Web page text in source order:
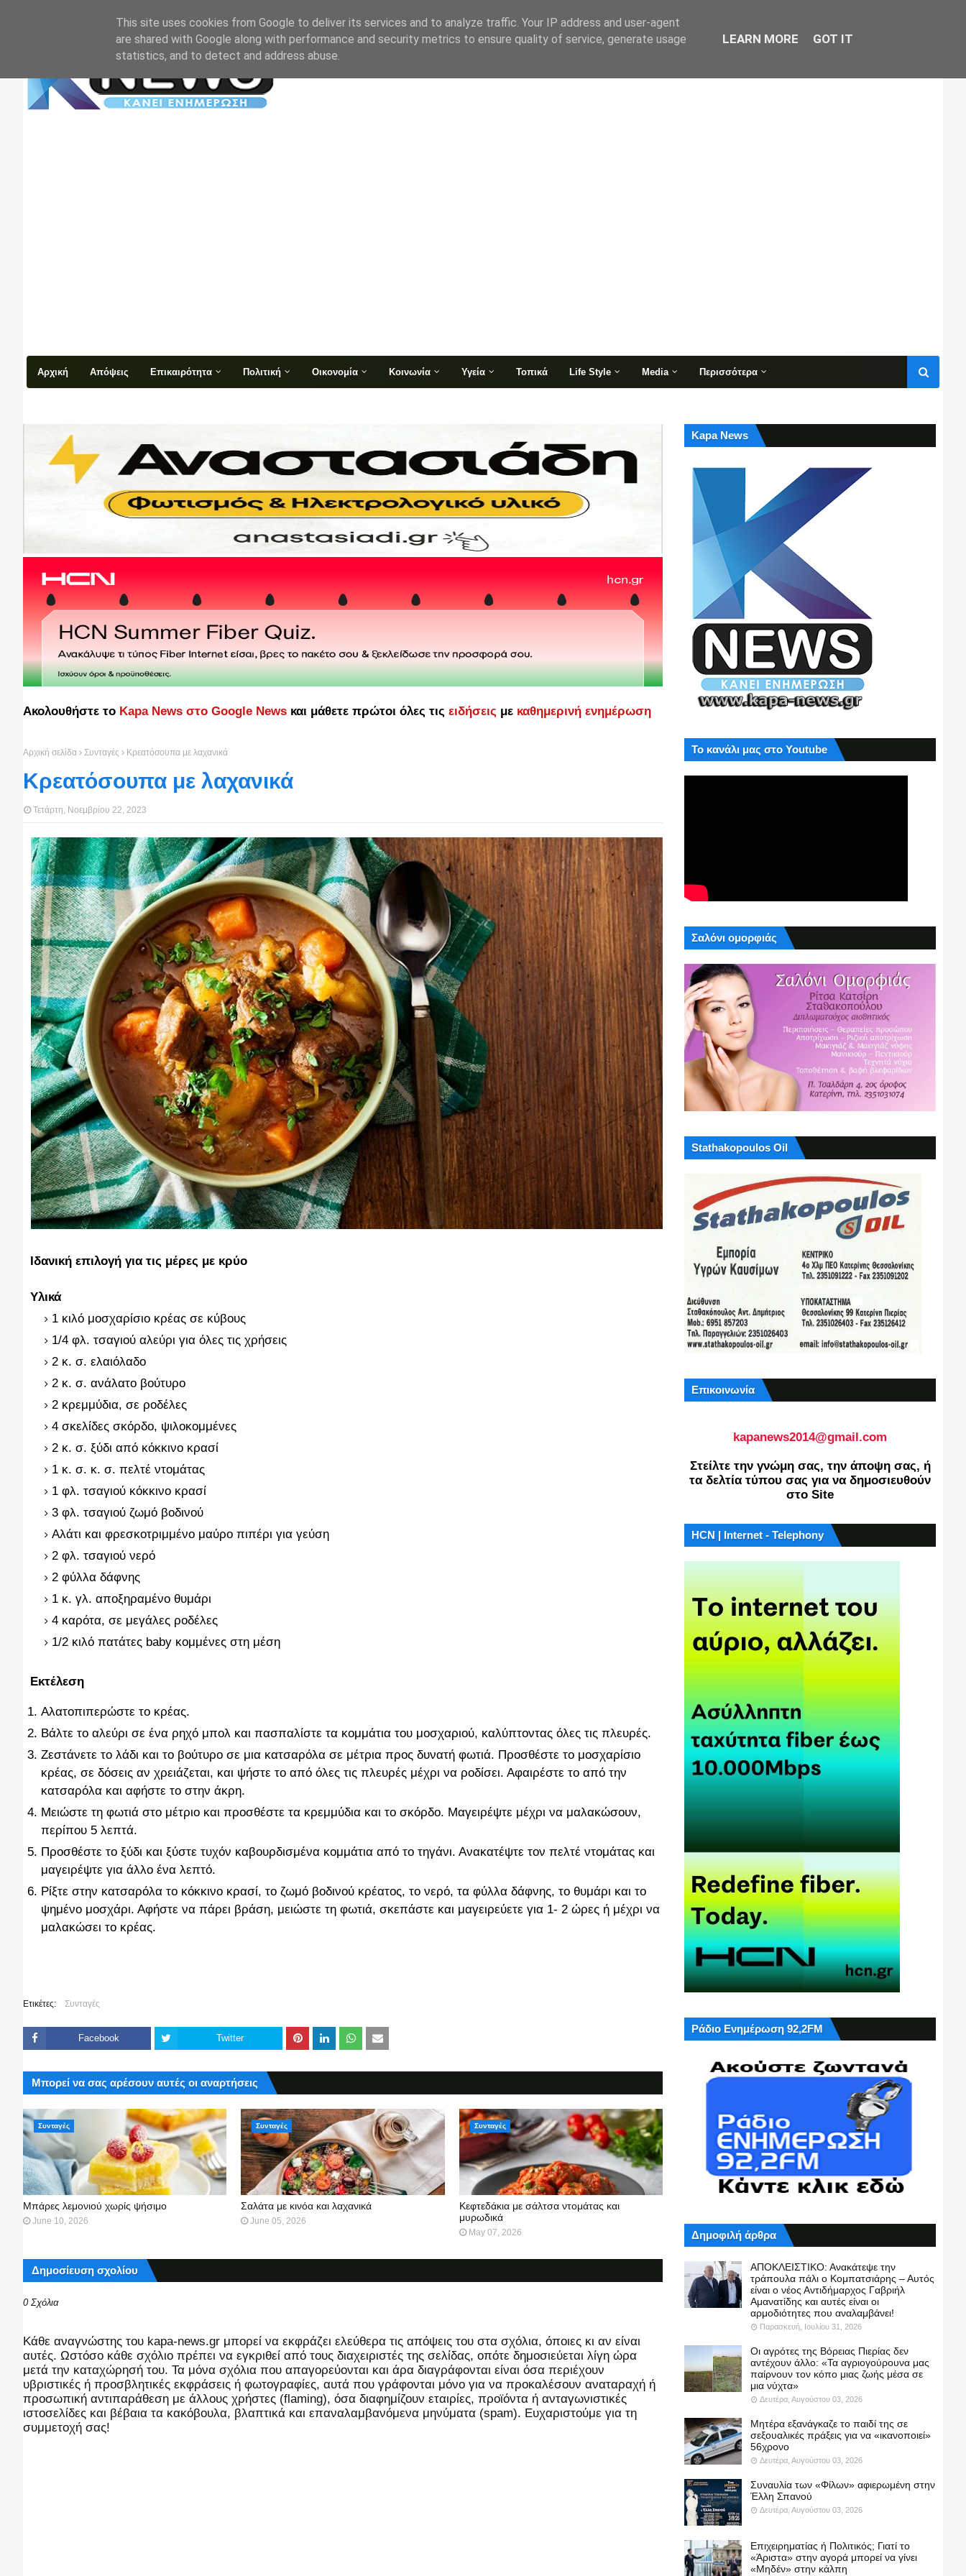
Αρχική Απόψεις Επικαιρότητα Πολιτική Οικονομία Κοινωνία Υγεία Τοπικά Life Style Media Περισσότερα
Ακολουθήστε το Kapa News στο Google News και μάθετε πρώτοι όλες τις ειδήσεις με καθημερινή ενημέρωση
Αρχική σελίδα Συνταγές Κρεατόσουπα με λαχανικά
Κρεατόσουπα με λαχανικά
Τετάρτη, Νοεμβρίου 22, 2023
Ιδανική επιλογή για τις μέρες με κρύο
Υλικά
1 κιλό μοσχαρίσιο κρέας σε κύβους
1/4 φλ. τσαγιού αλεύρι για όλες τις χρήσεις
2 κ. σ. ελαιόλαδο
2 κ. σ. ανάλατο βούτυρο
2 κρεμμύδια, σε ροδέλες
4 σκελίδες σκόρδο, ψιλοκομμένες
2 κ. σ. ξύδι από κόκκινο κρασί
1 κ. σ. κ. σ. πελτέ ντομάτας
1 φλ. τσαγιού κόκκινο κρασί
3 φλ. τσαγιού ζωμό βοδινού
Αλάτι και φρεσκοτριμμένο μαύρο πιπέρι για γεύση
2 φλ. τσαγιού νερό
2 φύλλα δάφνης
1 κ. γλ. αποξηραμένο θυμάρι
4 καρότα, σε μεγάλες ροδέλες
1/2 κιλό πατάτες baby κομμένες στη μέση
Εκτέλεση
Αλατοπιπερώστε το κρέας.
Βάλτε το αλεύρι σε ένα ρηχό μπολ και πασπαλίστε τα κομμάτια του μοσχαριού, καλύπτοντας όλες τις πλευρές.
Ζεστάνετε το λάδι και το βούτυρο σε μια κατσαρόλα σε μέτρια προς δυνατή φωτιά. Προσθέστε το μοσχαρίσιο
κρέας, σε δόσεις αν χρειάζεται, και ψήστε το από όλες τις πλευρές μέχρι να ροδίσει. Αφαιρέστε το από την
κατσαρόλα και αφήστε το στην άκρη.
Μειώστε τη φωτιά στο μέτριο και προσθέστε τα κρεμμύδια και το σκόρδο. Μαγειρέψτε μέχρι να μαλακώσουν,
περίπου 5 λεπτά.
Προσθέστε το ξύδι και ξύστε τυχόν καβουρδισμένα κομμάτια από το τηγάνι. Ανακατέψτε τον πελτέ ντομάτας και
μαγειρέψτε για άλλο ένα λεπτό.
Ρίξτε στην κατσαρόλα το κόκκινο κρασί, το ζωμό βοδινού κρέατος, το νερό, τα φύλλα δάφνης, το θυμάρι και το
ψημένο μοσχάρι. Αφήστε να πάρει βράση, μειώστε τη φωτιά, σκεπάστε και μαγειρεύετε για 1- 2 ώρες ή μέχρι να
μαλακώσει το κρέας.
Ετικέτες: Συνταγές
Facebook Twitter
Μπορεί να σας αρέσουν αυτές οι αναρτήσεις
Συνταγές
Μπάρες λεμονιού χωρίς ψήσιμο
June 10, 2026
Συνταγές
Σαλάτα με κινόα και λαχανικά
June 05, 2026
Συνταγές
Κεφτεδάκια με σάλτσα ντομάτας και
μυρωδικά
May 07, 2026
Δημοσίευση σχολίου
0 Σχόλια
Kάθε αναγνώστης του kapa-news.gr μπορεί να εκφράζει ελεύθερα τις απόψεις του στα σχόλια, όποιες κι αν είναι
αυτές. Ωστόσο κάθε σχόλιο πρέπει να εγκριθεί από τους διαχειριστές της σελίδας, οπότε δημοσιεύεται λίγη ώρα
μετά την καταχώρησή του. Τα μόνα σχόλια που απαγορεύονται και άρα διαγράφονται είναι όσα περιέχουν
υβριστικές ή προσβλητικές εκφράσεις ή φωτογραφίες, αυτά που γράφονται μόνο για να προκαλέσουν αναταραχή ή
προσωπική αντιπαράθεση με άλλους χρήστες (flaming), όσα διαφημίζουν εταιρίες, προϊόντα ή ανταγωνιστικές
ιστοσελίδες και βέβαια τα κακόβουλα, βλαπτικά και επαναλαμβανόμενα μηνύματα (spam). Ευχαριστούμε για τη
συμμετοχή σας!
Kapa News
Το κανάλι μας στο Youtube
Σαλόνι ομορφιάς
Stathakopoulos Oil
Επικοινωνία
kapanews2014@gmail.com
Στείλτε την γνώμη σας, την άποψη σας, ή
τα δελτία τύπου σας για να δημοσιευθούν
στο Site
HCN | Internet - Telephony
Ράδιο Ενημέρωση 92,2FM
Δημοφιλή άρθρα
ΑΠΟΚΛΕΙΣΤΙΚΟ: Ανακάτεψε την
τράπουλα πάλι ο Κομπατσιάρης – Αυτός
είναι ο νέος Αντιδήμαρχος Γαβριήλ
Αμανατίδης και αυτές είναι οι
αρμοδιότητες που αναλαμβάνει!
Παρασκευή, Ιουλίου 31, 2026
Οι αγρότες της Βόρειας Πιερίας δεν
αντέχουν άλλο: «Τα αγριογούρουνα μας
παίρνουν τον κόπο μιας ζωής μέσα σε
μια νύχτα»
Δευτέρα, Αυγούστου 03, 2026
Μητέρα εξανάγκαζε το παιδί της σε
σεξουαλικές πράξεις για να «ικανοποιεί»
56χρονο
Δευτέρα, Αυγούστου 03, 2026
Συναυλία των «Φίλων» αφιερωμένη στην
Έλλη Σπανού
Δευτέρα, Αυγούστου 03, 2026
Επιχειρηματίας ή Πολιτικός; Γιατί το
«Άριστα» στην αγορά μπορεί να γίνει
«Μηδέν» στην κάλπη
This site uses cookies from Google to deliver its services and to analyze traffic. Your IP address and user-agent
are shared with Google along with performance and security metrics to ensure quality of service, generate usage
statistics, and to detect and address abuse.
LEARN MORE GOT IT